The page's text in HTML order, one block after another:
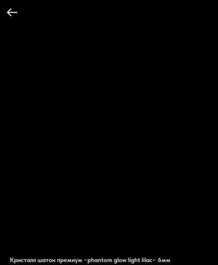
Кристалл шатон премиум ~phantom glow light lilac~ 6мм